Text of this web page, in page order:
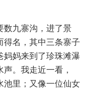
数九寨沟，进了景
得名，其中三条寨子
妈妈来到了珍珠滩瀑
。我走近一看，
池里；又像一位仙女